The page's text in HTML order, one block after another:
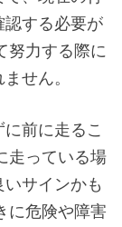
する必要が
努力する際に
せん。
前に走るこ
走っている場
サインかも
に危険や障害